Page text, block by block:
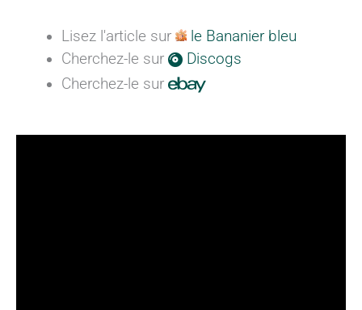
Lisez l'article sur
le Bananier bleu
Cherchez-le sur
Discogs
Cherchez-le sur